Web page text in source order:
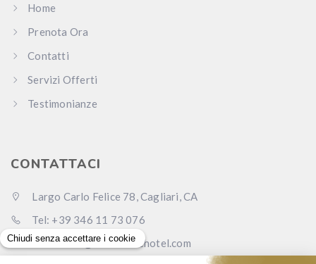
Home
Prenota Ora
Contatti
Servizi Offerti
Testimonianze
CONTATTACI
Largo Carlo Felice 78, Cagliari, CA
Tel: +39 346 11 73 076
Email: info@carlofelicehotel.com